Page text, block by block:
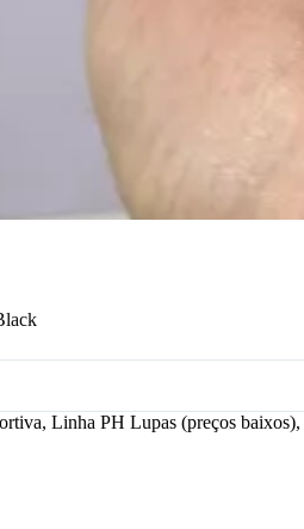
, Linha PH Lupas (preços baixos),